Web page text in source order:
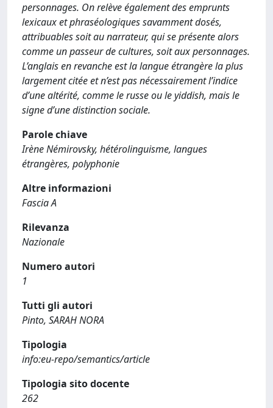
personnages. On relève également des emprunts
lexicaux et phraséologiques savamment dosés,
attribuables soit au narrateur, qui se présente alors
comme un passeur de cultures, soit aux personnages.
L’anglais en revanche est la langue étrangère la plus
largement citée et n’est pas nécessairement l’indice
d’une altérité, comme le russe ou le yiddish, mais le
signe d’une distinction sociale.
Parole chiave
Irène Némirovsky, hétérolinguisme, langues
étrangères, polyphonie
Altre informazioni
Fascia A
Rilevanza
Nazionale
Numero autori
1
Tutti gli autori
Pinto, SARAH NORA
Tipologia
info:eu-repo/semantics/article
Tipologia sito docente
262